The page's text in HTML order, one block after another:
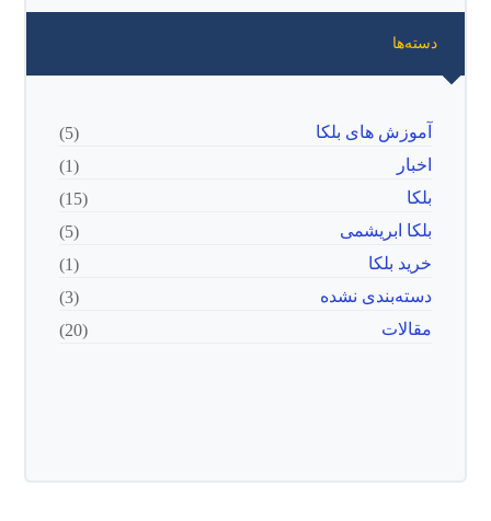
دسته‌ها
آموزش های بلکا
(5)
اخبار
(1)
بلکا
(15)
بلکا ابریشمی
(5)
خرید بلکا
(1)
دسته‌بندی نشده
(3)
مقالات
(20)